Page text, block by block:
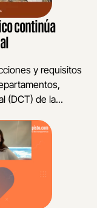
continúa
y requisitos
(DCT) de la...